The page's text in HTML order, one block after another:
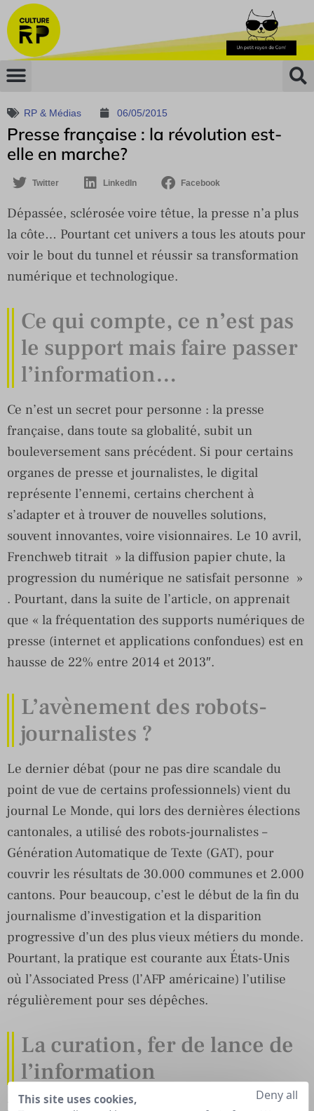
RP & Médias 06/05/2015
Presse française : la révolution est-
elle en marche?
Twitter LinkedIn Facebook
Dépassée, sclérosée voire têtue, la presse n’a plus
la côte… Pourtant cet univers a tous les atouts pour
voir le bout du tunnel et réussir sa transformation
numérique et technologique.
Ce qui compte, ce n’est pas
le support mais faire passer
l’information…
Ce n’est un secret pour personne : la presse
française, dans toute sa globalité, subit un
bouleversement sans précédent. Si pour certains
organes de presse et journalistes, le digital
représente l’ennemi, certains cherchent à
s’adapter et à trouver de nouvelles solutions,
souvent innovantes, voire visionnaires. Le 10 avril,
Frenchweb titrait » la diffusion papier chute, la
progression du numérique ne satisfait personne »
. Pourtant, dans la suite de l’article, on apprenait
que « la fréquentation des supports numériques de
presse (internet et applications confondues) est en
hausse de 22% entre 2014 et 2013″.
L’avènement des robots-
journalistes ?
Le dernier débat (pour ne pas dire scandale du
point de vue de certains professionnels) vient du
journal Le Monde, qui lors des dernières élections
cantonales, a utilisé des robots-journalistes –
Génération Automatique de Texte (GAT), pour
couvrir les résultats de 30.000 communes et 2.000
cantons. Pour beaucoup, c’est le début de la fin du
journalisme d’investigation et la disparition
progressive d’un des plus vieux métiers du monde.
Pourtant, la pratique est courante aux États-Unis
où l’Associated Press (l’AFP américaine) l’utilise
régulièrement pour ses dépêches.
La curation, fer de lance de
l’information
En parallèle, de nouveaux outils ont fait leur
This site uses cookies,
Deny all